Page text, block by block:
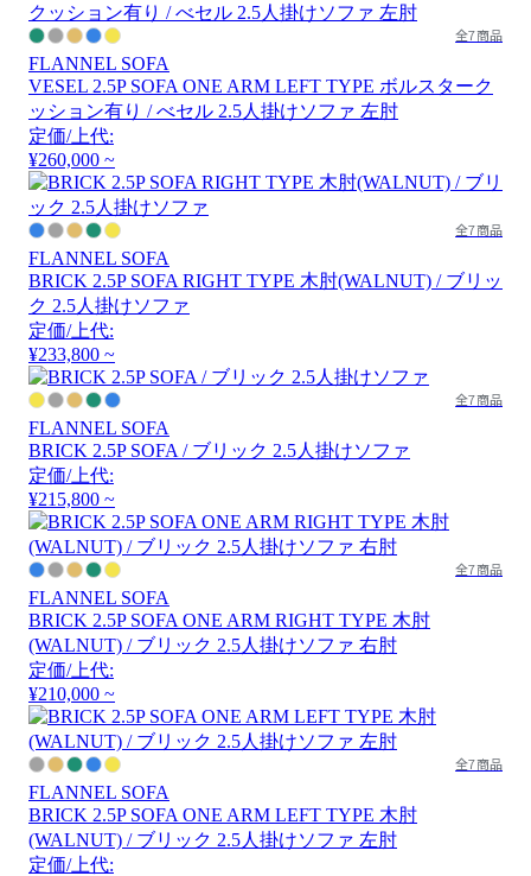
全7商品
FLANNEL SOFA
VESEL 2.5P SOFA ONE ARM LEFT TYPE ボルスターク
ッション有り / べセル 2.5人掛けソファ 左肘
定価/上代:
¥260,000 ~
全7商品
FLANNEL SOFA
BRICK 2.5P SOFA RIGHT TYPE 木肘(WALNUT) / ブリッ
ク 2.5人掛けソファ
定価/上代:
¥233,800 ~
全7商品
FLANNEL SOFA
BRICK 2.5P SOFA / ブリック 2.5人掛けソファ
定価/上代:
¥215,800 ~
全7商品
FLANNEL SOFA
BRICK 2.5P SOFA ONE ARM RIGHT TYPE 木肘
(WALNUT) / ブリック 2.5人掛けソファ 右肘
定価/上代:
¥210,000 ~
全7商品
FLANNEL SOFA
BRICK 2.5P SOFA ONE ARM LEFT TYPE 木肘
(WALNUT) / ブリック 2.5人掛けソファ 左肘
定価/上代: